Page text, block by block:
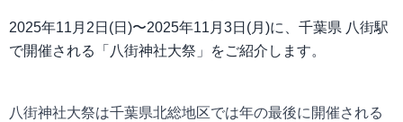
2025年11月2日(日)〜2025年11月3日(月)に、千葉県 八街駅
で開催される「八街神社大祭」をご紹介します。
八街神社大祭は千葉県北総地区では年の最後に開催される